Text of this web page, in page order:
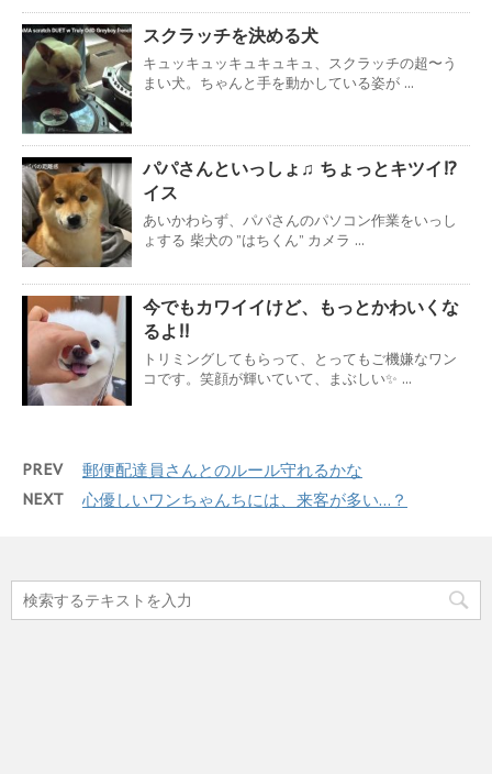
スクラッチを決める犬
キュッキュッキュキュキュ、スクラッチの超〜う
まい犬。ちゃんと手を動かしている姿が ...
パパさんといっしょ♫ ちょっとキツイ!?
イス
あいかわらず、パパさんのパソコン作業をいっし
ょする 柴犬の ”はちくん” カメラ ...
今でもカワイイけど、もっとかわいくな
るよ!!
トリミングしてもらって、とってもご機嫌なワン
コです。笑顔が輝いていて、まぶしい✨ ...
PREV 郵便配達員さんとのルール守れるかな
NEXT 心優しいワンちゃんちには、来客が多い…？